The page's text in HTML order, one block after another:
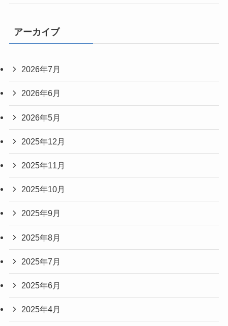
アーカイブ
2026年7月
2026年6月
2026年5月
2025年12月
2025年11月
2025年10月
2025年9月
2025年8月
2025年7月
2025年6月
2025年4月